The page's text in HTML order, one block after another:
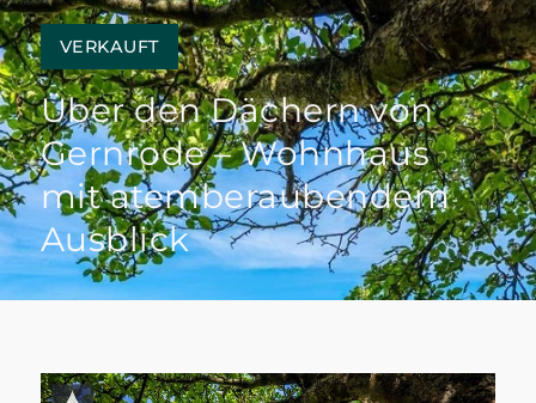
VERKAUFT
Über den Dächern von
Gernrode – Wohnhaus
mit atemberaubendem
Ausblick